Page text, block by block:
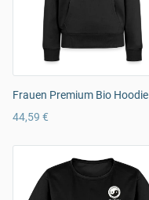
Frauen Premium Bio Hoodie
44,59 €